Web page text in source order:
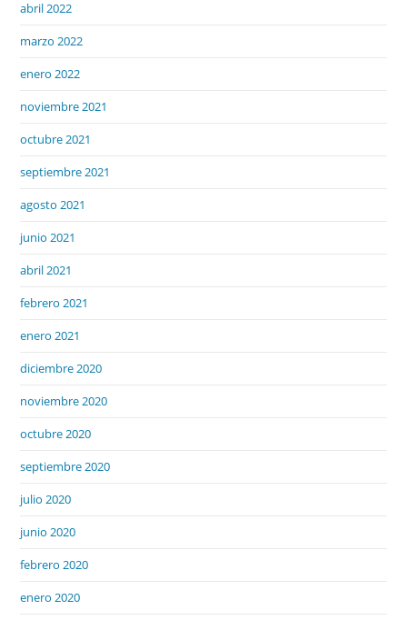
abril 2022
marzo 2022
enero 2022
noviembre 2021
octubre 2021
septiembre 2021
agosto 2021
junio 2021
abril 2021
febrero 2021
enero 2021
diciembre 2020
noviembre 2020
octubre 2020
septiembre 2020
julio 2020
junio 2020
febrero 2020
enero 2020